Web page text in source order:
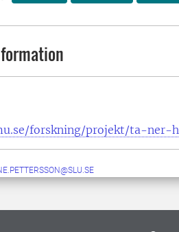
forskning/projekt/ta-